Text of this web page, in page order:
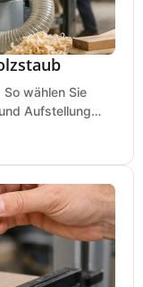
wählen Sie
Aufstellung